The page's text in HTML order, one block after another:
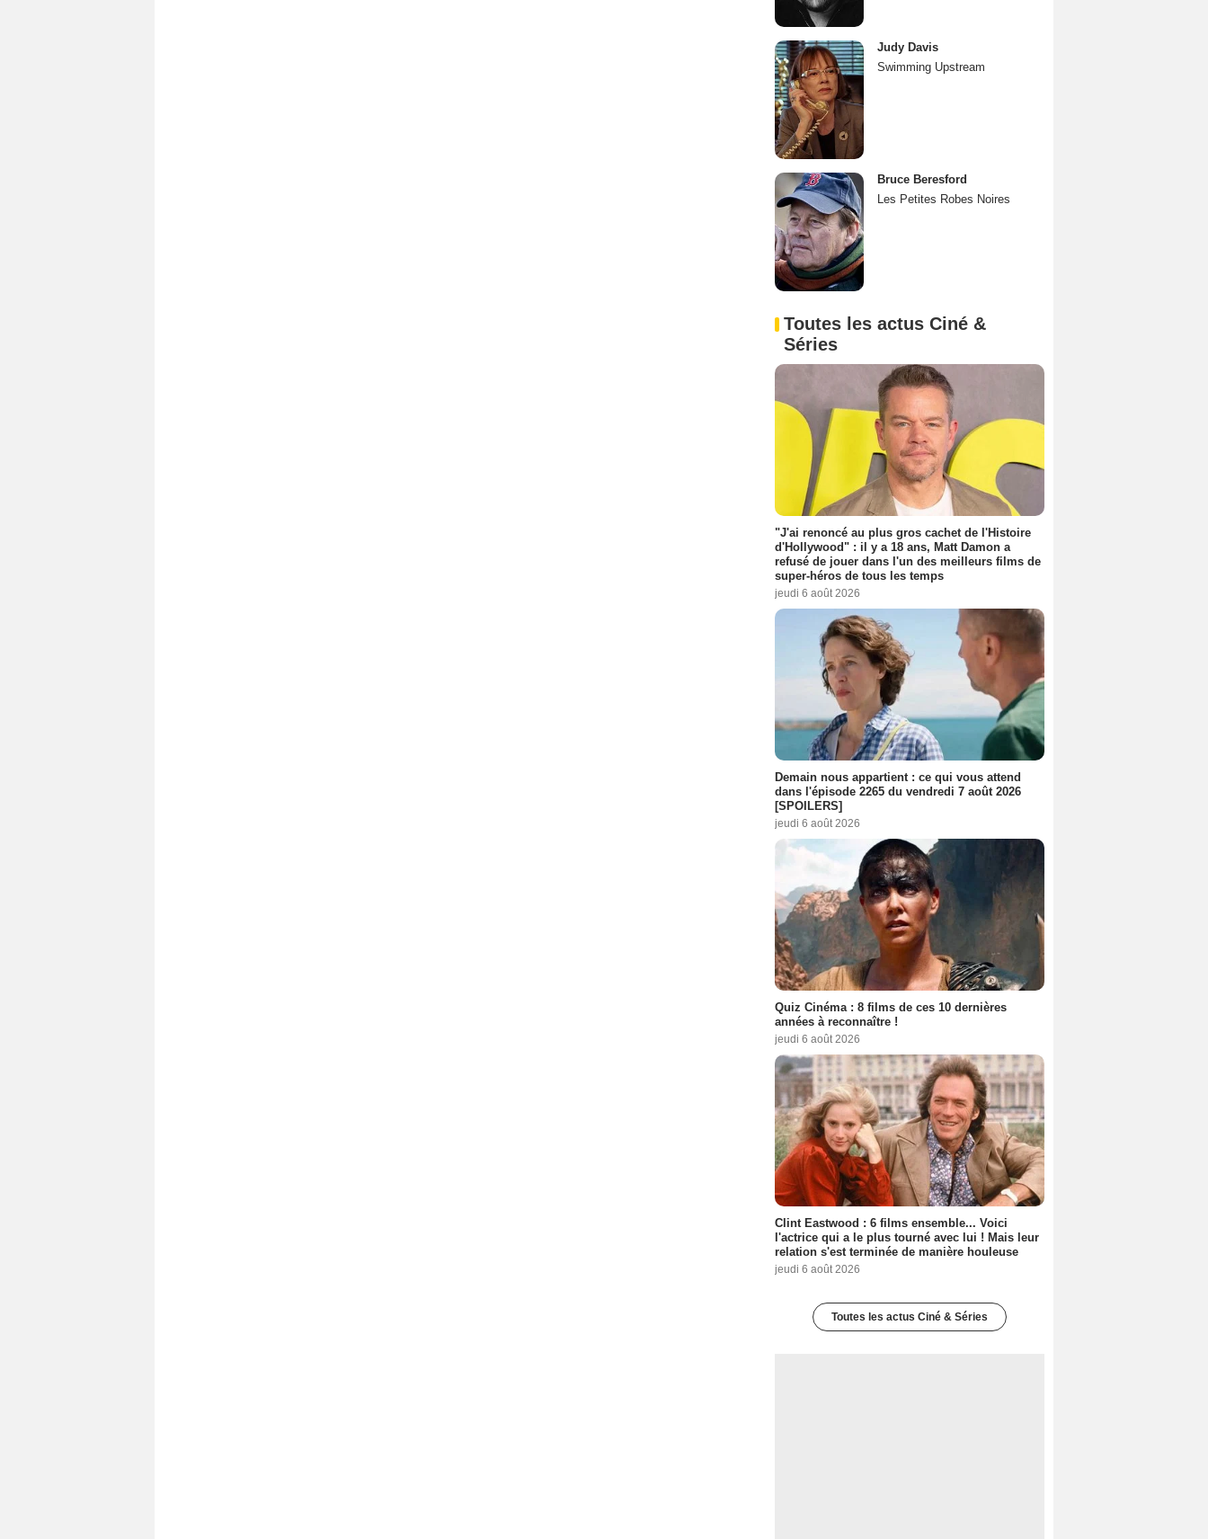
Judy Davis
Swimming Upstream
Bruce Beresford
Les Petites Robes Noires
Toutes les actus Ciné &
Séries
"J'ai renoncé au plus gros cachet de l'Histoire
d'Hollywood" : il y a 18 ans, Matt Damon a
refusé de jouer dans l'un des meilleurs films de
super-héros de tous les temps
jeudi 6 août 2026
Demain nous appartient : ce qui vous attend
dans l'épisode 2265 du vendredi 7 août 2026
[SPOILERS]
jeudi 6 août 2026
Quiz Cinéma : 8 films de ces 10 dernières
années à reconnaître !
jeudi 6 août 2026
Clint Eastwood : 6 films ensemble... Voici
l'actrice qui a le plus tourné avec lui ! Mais leur
relation s'est terminée de manière houleuse
jeudi 6 août 2026
Toutes les actus Ciné & Séries